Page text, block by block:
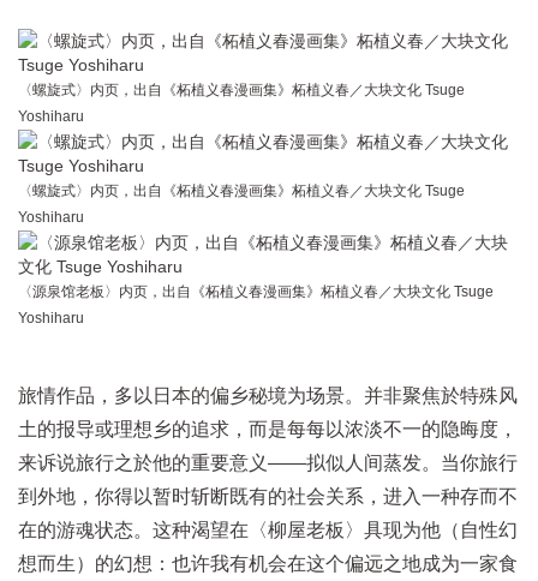
〈螺旋式〉内页，出自《柘植义春漫画集》柘植义春／大块文化 Tsuge
Yoshiharu
〈螺旋式〉内页，出自《柘植义春漫画集》柘植义春／大块文化 Tsuge
Yoshiharu
〈源泉馆老板〉内页，出自《柘植义春漫画集》柘植义春／大块文化 Tsuge
Yoshiharu
旅情作品，多以日本的偏乡秘境为场景。并非聚焦於特殊风
土的报导或理想乡的追求，而是每每以浓淡不一的隐晦度，
来诉说旅行之於他的重要意义——拟似人间蒸发。当你旅行
到外地，你得以暂时斩断既有的社会关系，进入一种存而不
在的游魂状态。这种渴望在〈柳屋老板〉具现为他（自性幻
想而生）的幻想：也许我有机会在这个偏远之地成为一家食